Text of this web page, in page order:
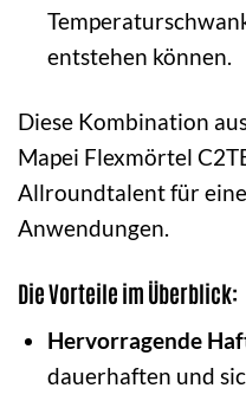
entstehen können.
Diese Kombination
Mapei Flexmörtel
Allroundtalent für
Anwendungen.
Die Vorteile im Überblick:
Hervorragende
dauerhaften und